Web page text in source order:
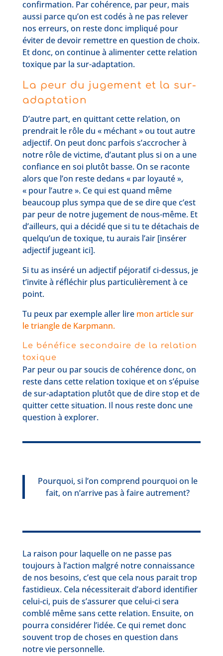
confirmation. Par cohérence, par peur, mais
aussi parce qu’on est codés à ne pas relever
nos erreurs, on reste donc impliqué pour
éviter de devoir remettre en question de choix.
Et donc, on continue à alimenter cette relation
toxique par la sur-adaptation.
La peur du jugement et la sur-
adaptation
D’autre part, en quittant cette relation, on
prendrait le rôle du « méchant » ou tout autre
adjectif. On peut donc parfois s’accrocher à
notre rôle de victime, d’autant plus si on a une
confiance en soi plutôt basse. On se raconte
alors que l’on reste dedans « par loyauté »,
« pour l’autre ». Ce qui est quand même
beaucoup plus sympa que de se dire que c’est
par peur de notre jugement de nous-même. Et
d’ailleurs, qui a décidé que si tu te détachais de
quelqu’un de toxique, tu aurais l’air [insérer
adjectif jugeant ici].
Si tu as inséré un adjectif péjoratif ci-dessus, je
t’invite à réfléchir plus particulièrement à ce
point.
Tu peux par exemple aller liremon article sur
le triangle de Karpmann.
Le bénéfice secondaire de la relation
toxique
Par peur ou par soucis de cohérence donc, on
reste dans cette relation toxique et on s’épuise
de sur-adaptation plutôt que de dire stop et de
quitter cette situation. Il nous reste donc une
question à explorer.
Pourquoi, si l’on comprend pourquoi on le
fait, on n’arrive pas à faire autrement?
La raison pour laquelle on ne passe pas
toujours à l’action malgré notre connaissance
de nos besoins, c’est que cela nous parait trop
fastidieux. Cela nécessiterait d’abord identifier
celui-ci, puis de s’assurer que celui-ci sera
comblé même sans cette relation. Ensuite, on
pourra considérer l’idée. Ce qui remet donc
souvent trop de choses en question dans
notre vie personnelle.